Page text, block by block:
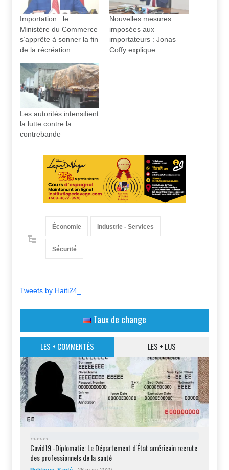
Importation : le
Ministère du Commerce
s’apprête à sonner la fin
de la récréation
Nouvelles mesures
imposées aux
importateurs : Jonas
Coffy explique
Les autorités intensifient
la lutte contre la
contrebande
Économie Industrie - Services
Sécurité
Tweets by Haiti24_
Taux de change
LES + COMMENTÉS LES + LUS
298
Covid19 -Diplomatie: Le Département d'État américain recrute
des professionnels de la santé